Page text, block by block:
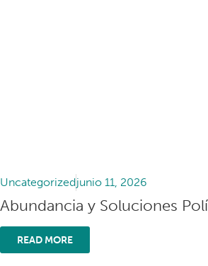
Uncategorizedjunio 11, 2026
Abundancia y Soluciones
READ MORE